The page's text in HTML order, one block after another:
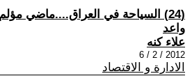
(24) السياحة في العراق....ماضي
واعد
علاء كنه
2012 / 2 / 6
الادارة و الاقتصاد